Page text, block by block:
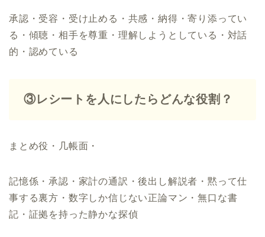
承認・受容・受け止める・共感・納得・寄り添ってい
る・傾聴・相手を尊重・理解しようとしている・対話
的・認めている
③レシートを人にしたらどんな役割？
まとめ役・几帳面・
記憶係・承認・家計の通訳・後出し解説者・黙って仕
事する裏方・数字しか信じない正論マン・無口な書
記・証拠を持った静かな探偵